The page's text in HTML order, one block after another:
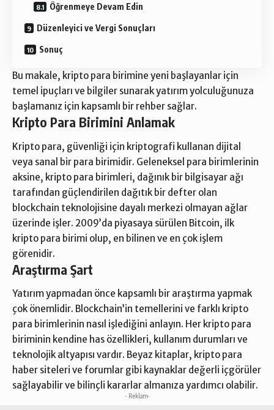
Öğrenmeye Devam Edin
Düzenleyici ve Vergi Sonuçları
Sonuç
Bu makale, kripto para birimine yeni başlayanlar için
temel ipuçları ve bilgiler sunarak yatırım yolculuğunuza
başlamanız için kapsamlı bir rehber sağlar.
Kripto Para Birimini Anlamak
Kripto para, güvenliği için kriptografi kullanan dijital
veya sanal bir para birimidir. Geleneksel para birimlerinin
aksine, kripto para birimleri, dağınık bir bilgisayar ağı
tarafından güçlendirilen dağıtık bir defter olan
blockchain teknolojisine dayalı merkezi olmayan ağlar
üzerinde işler. 2009’da piyasaya sürülen Bitcoin, ilk
kripto para birimi olup, en bilinen ve en çok işlem
görenidir.
Araştırma Şart
Yatırım yapmadan önce kapsamlı bir araştırma yapmak
çok önemlidir. Blockchain’in temellerini ve farklı kripto
para birimlerinin nasıl işlediğini anlayın. Her kripto para
biriminin kendine has özellikleri, kullanım durumları ve
teknolojik altyapısı vardır. Beyaz kitaplar, kripto para
haber siteleri ve forumlar gibi kaynaklar değerli içgörüler
sağlayabilir ve bilinçli kararlar almanıza yardımcı olabilir.
- Reklam-